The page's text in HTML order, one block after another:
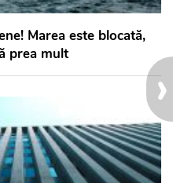
›
Marea este blocată,
prea mult